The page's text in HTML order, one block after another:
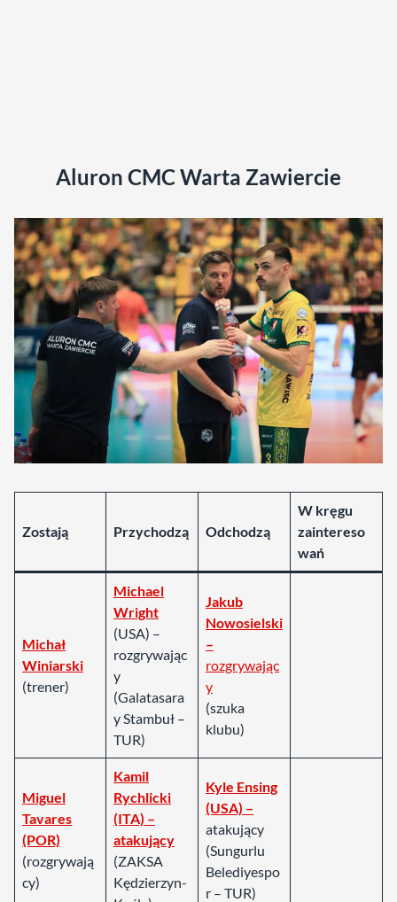
Aluron CMC Warta Zawiercie
Zostają Przychodzą Odchodzą
W kręgu
zaintereso
wań
Michał
Winiarski
(trener)
Michael
Wright
(USA) –
rozgrywając
y
(Galatasara
y Stambuł –
TUR)
Jakub
Nowosielski
–
rozgrywając
y
(szuka
klubu)
Miguel
Tavares
(POR)
(rozgrywają
cy)
Kamil
Rychlicki
(ITA) –
atakujący
(ZAKSA
Kędzierzyn-
Kyle Ensing
(USA) –
atakujący
(Sungurlu
Belediyespo
r – TUR)